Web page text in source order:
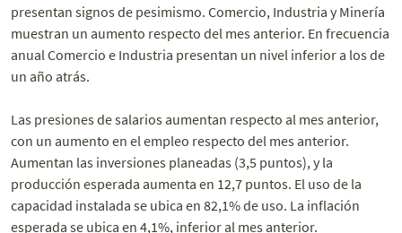
presentan signos de pesimismo. Comercio, Industria y Minería
muestran un aumento respecto del mes anterior. En frecuencia
anual Comercio e Industria presentan un nivel inferior a los de
un año atrás.
Las presiones de salarios aumentan respecto al mes anterior,
con un aumento en el empleo respecto del mes anterior.
Aumentan las inversiones planeadas (3,5 puntos), y la
producción esperada aumenta en 12,7 puntos. El uso de la
capacidad instalada se ubica en 82,1% de uso. La inflación
esperada se ubica en 4,1%, inferior al mes anterior.